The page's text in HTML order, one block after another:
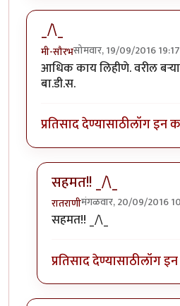
_/\_
मी-सौरभसोमवार, 19/09/2016 19:17
आधिक काय लिहीणे. वरील
बा.डी.स.
प्रतिसाद देण्यासाठीलॉग इन
सहमत!! _/\_
रातराणीमंगळवार, 20/09/2016
In reply to
सहमत!! _/\_
प्रतिसाद देण्यासाठीलॉग